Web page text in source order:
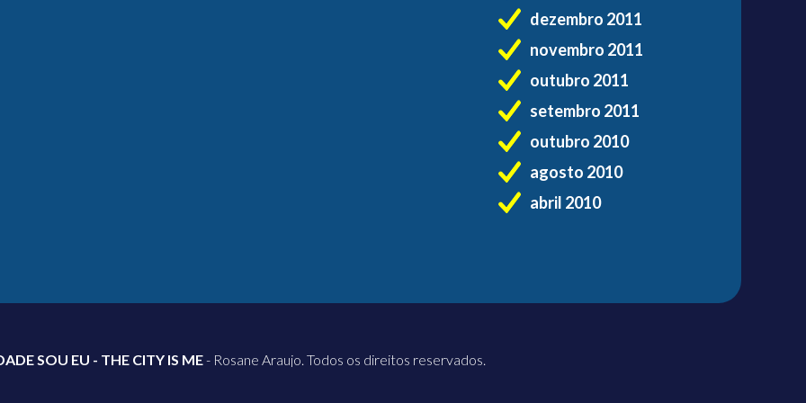
dezembro 2011
novembro 2011
outubro 2011
setembro 2011
outubro 2010
agosto 2010
abril 2010
SOU EU - THE CITY IS ME- Rosane Araujo. Todos os direitos reservados.